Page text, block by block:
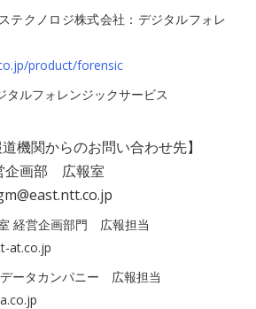
クノロジ株式会社：デジタルフォレ
product/forensic
ルフォレンジックサービス
機関からのお問い合わせ先】
画部 広報室
経営企画部門 広報担当
at.co.jp
ータカンパニー 広報担当